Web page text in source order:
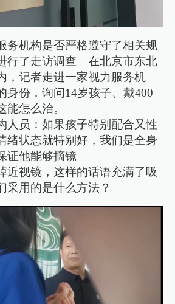
务机构是否严格遵守了相关规
行了走访调查。在北京市东北
，记者走进一家视力服务机
身份，询问14岁孩子、戴400
能怎么治。
人员：如果孩子特别配合又性
绪状态就特别好，我们是全身
证他能够摘镜。
近视镜，这样的话语充满了吸
采用的是什么方法？